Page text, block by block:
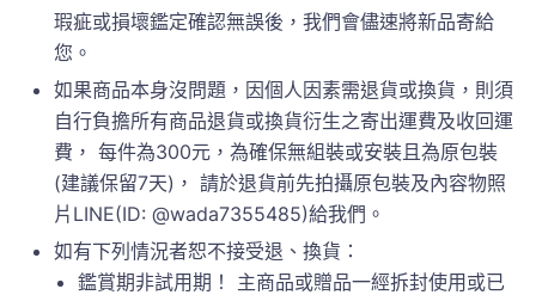
瑕疵或損壞鑑定確認無誤後，我們會儘速將新品寄給
您。
如果商品本身沒問題，因個人因素需退貨或換貨，則須
自行負擔所有商品退貨或換貨衍生之寄出運費及收回運
費， 每件為300元，為確保無組裝或安裝且為原包裝
(建議保留7天)， 請於退貨前先拍攝原包裝及內容物照
片LINE(ID: @wada7355485)給我們。
如有下列情況者恕不接受退、換貨：
鑑賞期非試用期！ 主商品或贈品一經拆封使用或已